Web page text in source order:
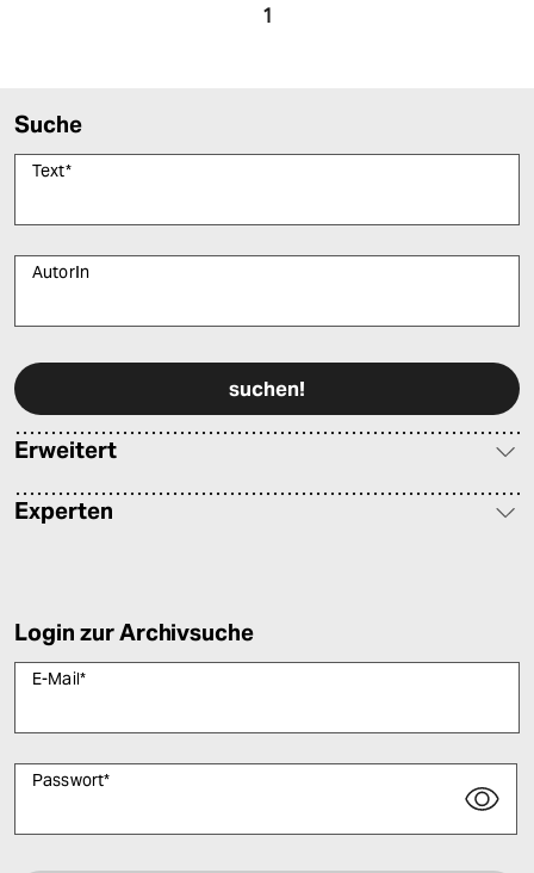
1
Suche
Text*
AutorIn
Erweitert
Experten
Login zur Archivsuche
E-Mail*
Passwort*